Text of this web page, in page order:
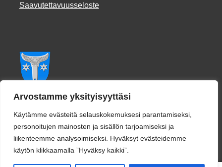
Arvostamme yksityisyyttäsi
Käytämme evästeitä selauskokemuksesi parantamiseksi,
personoitujen mainosten ja sisällön tarjoamiseksi ja
liikenteemme analysoimiseksi. Hyväksyt evästeidemme
käytön klikkaamalla ”Hyväksy kaikki”.
Saavutettavuusseloste
Facebook